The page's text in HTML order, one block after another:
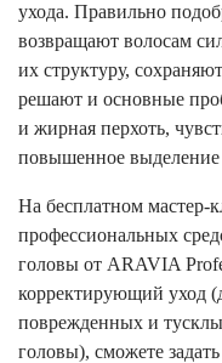
ухода. Правильно
возвращают волосам
их структуру,
решают и основные
и жирная перхоть,
повышенное выделение
На бесплатном мастер-
профессиональных
головы от ARAVIA
корректирующий уход
поврежденных и
головы), сможете